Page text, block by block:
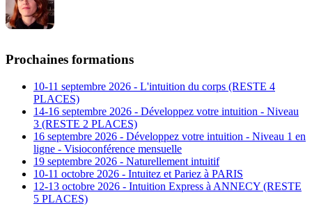
Prochaines formations
10-11 septembre 2026 - L'intuition du corps (RESTE 4
PLACES)
14-16 septembre 2026 - Développez votre intuition - Niveau
3 (RESTE 2 PLACES)
16 septembre 2026 - Développez votre intuition - Niveau 1 en
ligne - Visioconférence mensuelle
19 septembre 2026 - Naturellement intuitif
10-11 octobre 2026 - Intuitez et Pariez à PARIS
12-13 octobre 2026 - Intuition Express à ANNECY (RESTE
5 PLACES)